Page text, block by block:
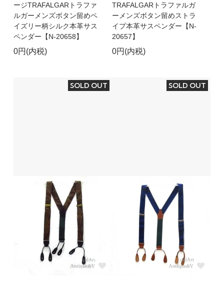
ージTRAFALGARトラファ
ルガーメンズボタン留めペ
イズリー柄シルク本革サス
ペンダー【N-20658】
0円(内税)
TRAFALGARトラファルガ
ーメンズボタン留めストラ
イプ本革サスペンダー【N-
20657】
0円(内税)
SOLD OUT SOLD OUT